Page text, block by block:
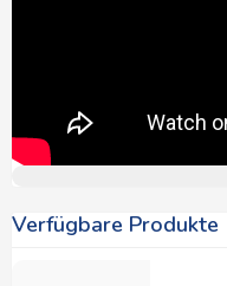
Verfügbare Produkte